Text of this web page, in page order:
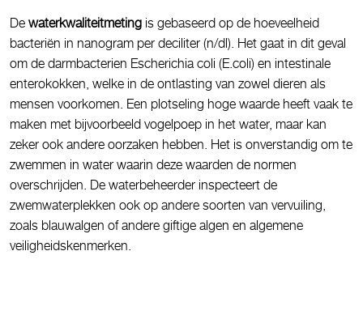
De waterkwaliteitmeting is gebaseerd op de hoeveelheid
bacteriën in nanogram per deciliter (n/dl). Het gaat in dit geval
om de darmbacterien Escherichia coli (E.coli) en intestinale
enterokokken, welke in de ontlasting van zowel dieren als
mensen voorkomen. Een plotseling hoge waarde heeft vaak te
maken met bijvoorbeeld vogelpoep in het water, maar kan
zeker ook andere oorzaken hebben. Het is onverstandig om te
zwemmen in water waarin deze waarden de normen
overschrijden. De waterbeheerder inspecteert de
zwemwaterplekken ook op andere soorten van vervuiling,
zoals blauwalgen of andere giftige algen en algemene
veiligheidskenmerken.